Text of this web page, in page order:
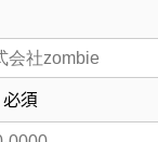
必須